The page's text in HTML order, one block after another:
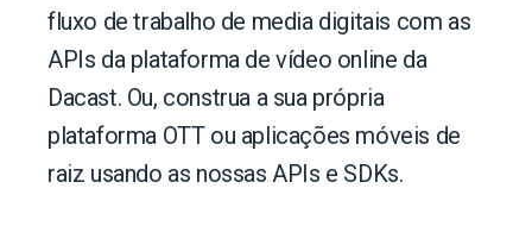
fluxo de trabalho de media digitais com as
APIs da plataforma de vídeo online da
Dacast. Ou, construa a sua própria
plataforma OTT ou aplicações móveis de
raiz usando as nossas APIs e SDKs.